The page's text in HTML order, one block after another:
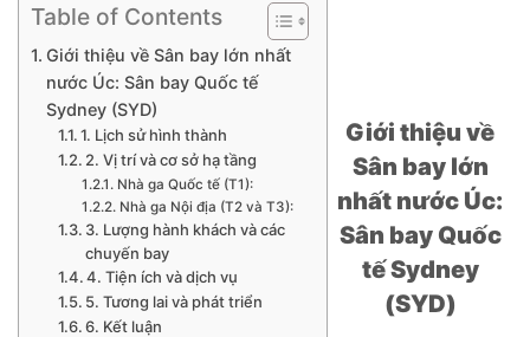
Table of Contents
Giới thiệu về Sân bay lớn nhất
nước Úc: Sân bay Quốc tế
Sydney (SYD)
1. Lịch sử hình thành
2. Vị trí và cơ sở hạ tầng
Nhà ga Quốc tế (T1):
Nhà ga Nội địa (T2 và T3):
3. Lượng hành khách và các
chuyến bay
4. Tiện ích và dịch vụ
5. Tương lai và phát triển
6. Kết luận
Giới thiệu về
Sân bay lớn
nhất nước Úc:
Sân bay Quốc
tế Sydney
(SYD)